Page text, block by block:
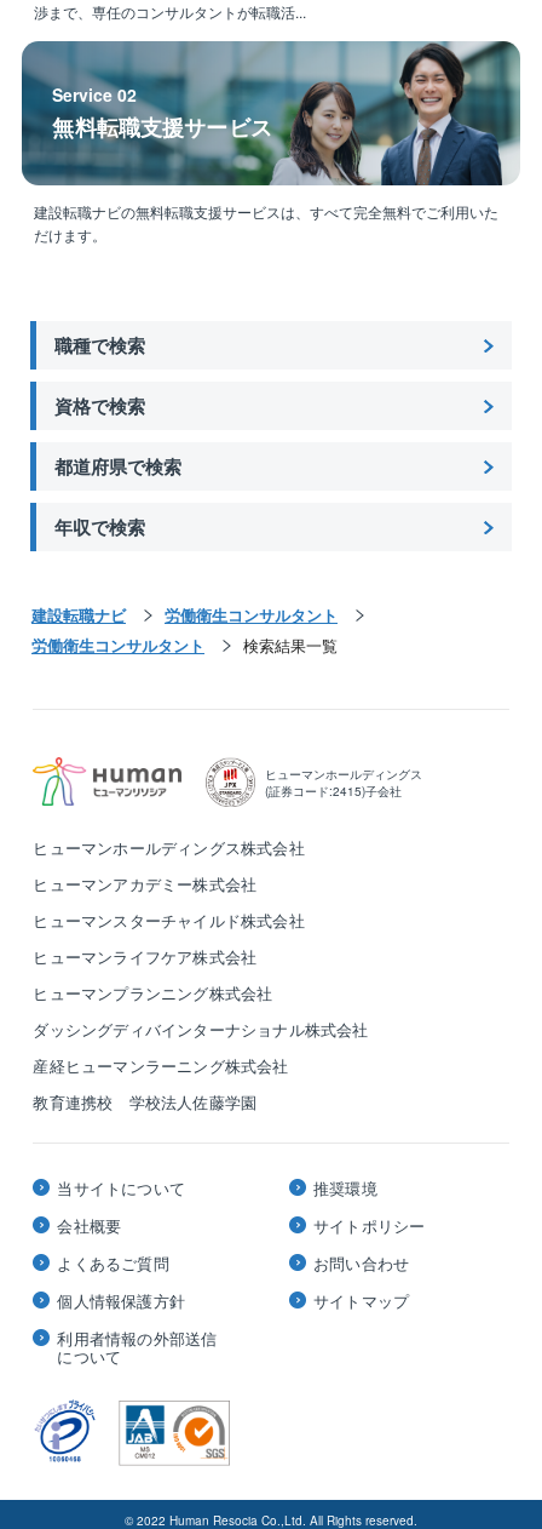
渉まで、専任のコンサルタントが転職活...
Service 02
無料転職支援サービス
建設転職ナビの無料転職支援サービスは、すべて完全無料でご利用いた
だけます。
職種で検索
資格で検索
都道府県で検索
年収で検索
建設転職ナビ
労働衛生コンサルタント
労働衛生コンサルタント
検索結果一覧
ヒューマンホールディングス
(証券コード:2415)子会社
ヒューマンホールディングス株式会社
ヒューマンアカデミー株式会社
ヒューマンスターチャイルド株式会社
ヒューマンライフケア株式会社
ヒューマンプランニング株式会社
ダッシングディバインターナショナル株式会社
産経ヒューマンラーニング株式会社
教育連携校 学校法人佐藤学園
当サイトについて
会社概要
よくあるご質問
個人情報保護方針
利用者情報の外部送信
について
推奨環境
サイトポリシー
お問い合わせ
サイトマップ
© 2022 Human Resocia Co.,Ltd. All Rights reserved.